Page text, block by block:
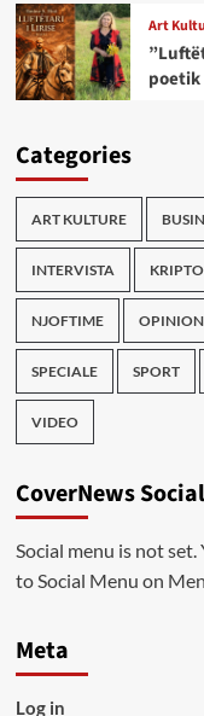
Art
poetik
Categories
ART KULTURE
INTERVISTA
NJOFTIME OPINION
SPECIALE SPORT
VIDEO
CoverNews Social
Social menu is not
to Social Menu on
Meta
Log in